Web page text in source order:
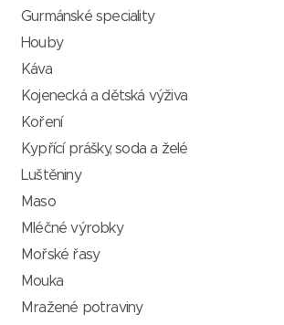
Gurmánské speciality
Houby
Káva
Kojenecká a dětská výživa
Koření
Kypřící prášky, soda a želé
Luštěniny
Maso
Mléčné výrobky
Mořské řasy
Mouka
Mražené potraviny